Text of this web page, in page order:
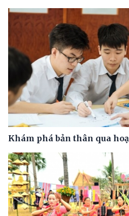
Khám phá bản thân qua